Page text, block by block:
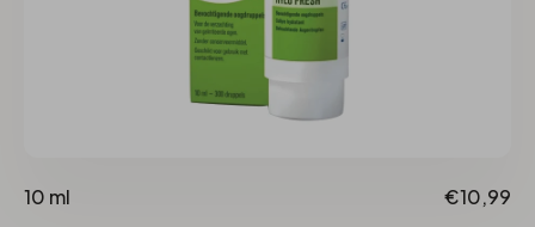
10 ml €10,99